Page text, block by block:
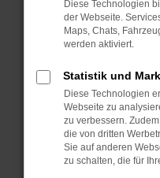
Fenster?
Starte dein Gerät
Probleme zu
Stelle sicher,
Betriebssystem
sind.
Veraltete
Sicherheitsrisiko,
Diese Technologien
der Webseite.
Maps, Chats,
werden aktiviert.
Statistik und
Diese Technologien
Webseite zu
zu verbessern.
die von dritten
Sie auf anderen
zu schalten, die für